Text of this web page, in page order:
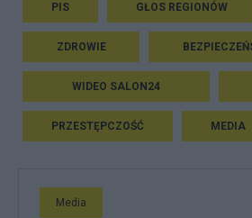
PIS GŁOS REGIONÓW
ZDROWIE
WIDEO SALON24
PRZESTĘPCZOŚĆ MEDIA
Media